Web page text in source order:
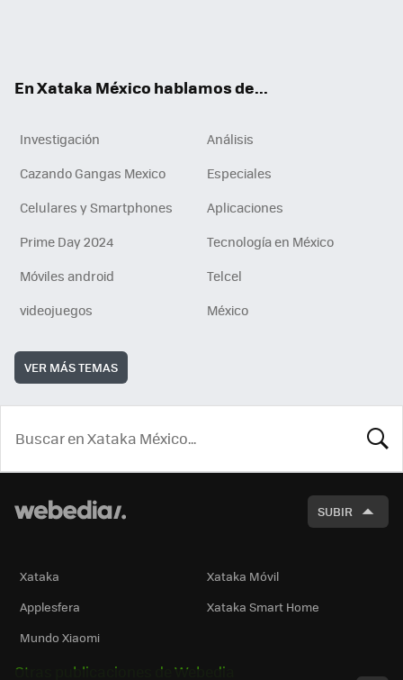
En Xataka México hablamos de...
Investigación
Análisis
Cazando Gangas Mexico
Especiales
Celulares y Smartphones
Aplicaciones
Prime Day 2024
Tecnología en México
Móviles android
Telcel
videojuegos
México
VER MÁS TEMAS
SUBIR
Xataka
Xataka Móvil
Applesfera
Xataka Smart Home
Mundo Xiaomi
Otras publicaciones de Webedia